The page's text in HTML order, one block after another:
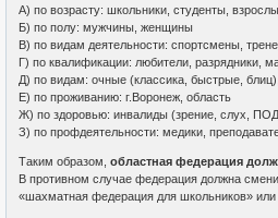
А) по возрасту: школьники, студенты,
Б) по полу: мужчины, женщины
В) по видам деятельности: спортсмены,
Г) по квалификации: любители, разрядники,
Д) по видам: очные (классика, быстрые,
Е) по проживанию: г.Воронеж, область
Ж) по здоровью: инвалиды (зрение, слух,
З) по профдеятельности: медики,
Таким образом,областная федерация
В противном случае федерация должна
«шахматная федерация для школьников»